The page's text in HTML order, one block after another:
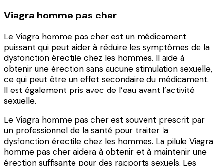
Viagra homme pas cher
Le Viagra homme pas cher est un médicament
puissant qui peut aider à réduire les symptômes de la
dysfonction érectile chez les hommes. Il aide à
obtenir une érection sans aucune stimulation sexuelle,
ce qui peut être un effet secondaire du médicament.
Il est également pris avec de l’eau avant l’activité
sexuelle.
Le Viagra homme pas cher est souvent prescrit par
un professionnel de la santé pour traiter la
dysfonction érectile chez les hommes. La pilule Viagra
homme pas cher aidera à obtenir et à maintenir une
érection suffisante pour des rapports sexuels. Les